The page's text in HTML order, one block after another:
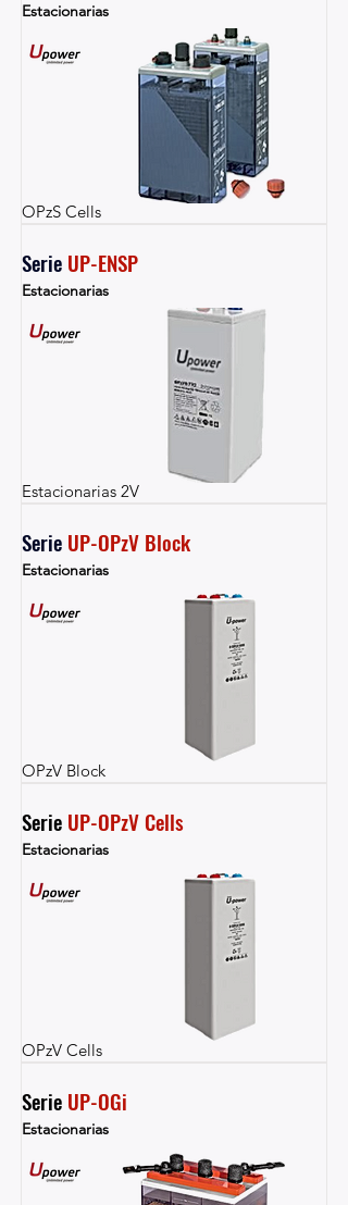
Estacionarias
OPzS Cells
Serie UP-ENSP
Estacionarias
Estacionarias 2V
Serie UP-OPzV Block
Estacionarias
OPzV Block
Serie UP-OPzV Cells
Estacionarias
OPzV Cells
Serie UP-OGi
Estacionarias